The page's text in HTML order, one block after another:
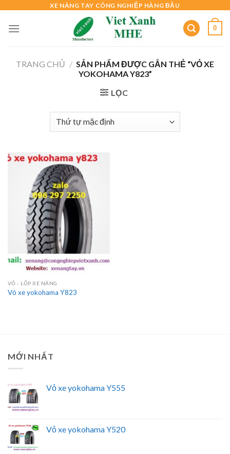
content
XE NÂNG TAY CÔNG NGHIỆP HÀNG ĐẦU
0
TRANG CHỦ / SẢN PHẨM ĐƯỢC GẮN THẺ “VỎ XE
YOKOHAMA Y823”
LỌC
VỎ - LỐP XE NÂNG
Vỏ xe yokohama Y823
MỚI NHẤT
Vỏ xe yokohama Y555
Vỏ xe yokohama Y520